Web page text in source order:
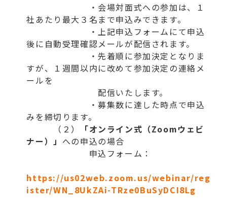
・会場対面式への参加は、１
社あたり最大３名まで申込みできます。
・上記申込フォームにて申込
後に自動受理確認メールが配信されます。
・先着順に参加決定となりま
すが、１週間以内に改めて参加決定の連絡メ
ールを
配信いたします。
・募集数に達した時点で申込
みを締切ります。
（２）
「オンライン式（Zoomウェビ
ナー）」 への申込の場合
申込フォーム：
https://us02web.zoom.us/webinar/reg
ister/WN_8UkZAi-TRze0BuSyDCI8Lg